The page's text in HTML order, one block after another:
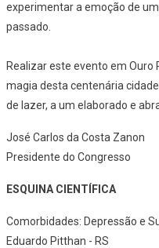
experimentar a emoção de
passado.
Realizar este evento em
magia desta centenária
de lazer, a um elaborado e
José Carlos da Costa Zanon
Presidente do Congresso
ESQUINA CIENTÍFICA
Comorbidades: Depressão e
Eduardo Pitthan - RS